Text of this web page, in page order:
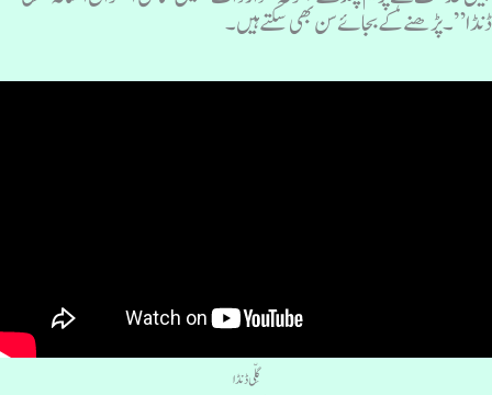
ڈنڈا”۔ پڑھنے کے بجائے سن بھی سکتے ہیں۔
گِلّی ڈنڈا